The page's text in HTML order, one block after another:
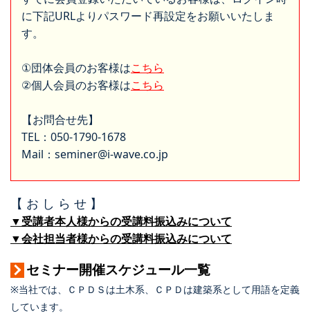
に下記URLよりパスワード再設定をお願いいたしま
す。
①団体会員のお客様はこちら
②個人会員のお客様はこちら
【お問合せ先】
TEL：050-1790-1678
Mail：seminer@i-wave.co.jp
【 お し ら せ 】
▼受講者本人様からの受講料振込みについて
▼会社担当者様からの受講料振込みについて
セミナー開催スケジュール一覧
※当社では、ＣＰＤＳは土木系、ＣＰＤは建築系として用語を定義
しています。